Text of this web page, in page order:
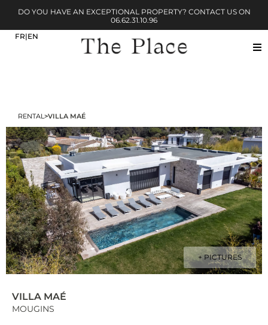
DO YOU HAVE AN EXCEPTIONAL PROPERTY? CONTACT US ON
06.62.31.10.96
RENTAL>VILLA MAÉ
+ PICTURES
VILLA MAÉ
MOUGINS